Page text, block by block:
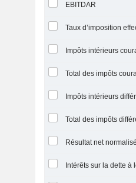
EBITDAR
Taux d’imposition
Impôts intérieurs
Total des impôts
Impôts intérieurs
Total des impôts
Résultat net normalisé
Intérêts sur la dette à